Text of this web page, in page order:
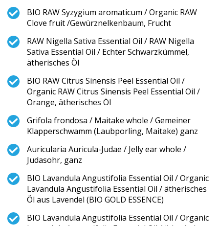
BIO RAW Syzygium aromaticum / Organic RAW
Clove fruit /Gewürznelken­baum, Frucht
RAW Nigella Sativa Essential Oil / RAW Nigella
Sativa Essential Oil / Echter Schwarzkümmel,
ätherisches Öl
BIO RAW Citrus Sinensis Peel Essential Oil /
Organic RAW Citrus Sinensis Peel Essential Oil /
Orange, ätherisches Öl
Grifola frondosa / Maitake whole / Gemeiner
Klapperschwamm (Laubporling, Maitake) ganz
Auricularia Auricula-Judae / Jelly ear whole /
Judasohr, ganz
BIO Lavandula Angustifolia Essential Oil / Organic
Lavandula Angustifolia Essential Oil / ätherisches
Öl aus Lavendel (BIO GOLD ESSENCE)
BIO Lavandula Angustifolia Essential Oil / Organic